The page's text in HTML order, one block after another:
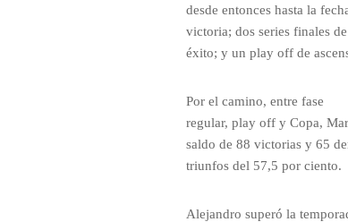
desde entonces hasta la
victoria; dos series finales
éxito; y un play off de
Por el camino, entre fase
regular, play off y Copa,
saldo de 88 victorias y 65
triunfos del 57,5 por ciento.
Alejandro superó la